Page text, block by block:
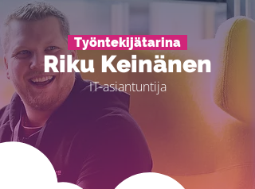
Työntekijätarina
Riku Keinänen
IT-asiantuntija